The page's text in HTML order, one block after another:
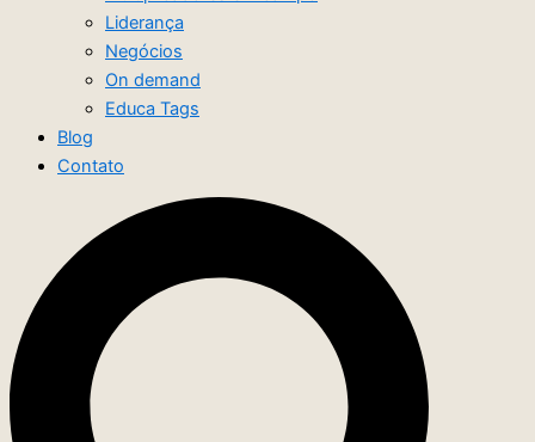
Liderança
Negócios
On demand
Educa Tags
Blog
Contato